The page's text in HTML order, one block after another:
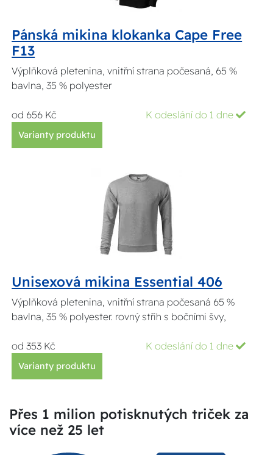
Pánská mikina klokanka Cape Free
F13
Výplňková pletenina, vnitřní strana počesaná, 65 %
bavlna, 35 % polyester
od 656 Kč K odeslání do 1 dne
Varianty produktu
Unisexová mikina Essential 406
Výplňková pletenina, vnitřní strana počesaná 65 %
bavlna, 35 % polyester. rovný střih s bočními švy,
od 353 Kč K odeslání do 1 dne
Varianty produktu
Přes 1 milion potisknutých triček za
více než 25 let